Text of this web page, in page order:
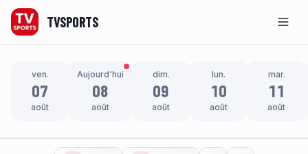
TVSPORTS
ven.
07
août
Aujourd'hui
08
août
dim.
09
août
lun.
10
août
mar.
11
août